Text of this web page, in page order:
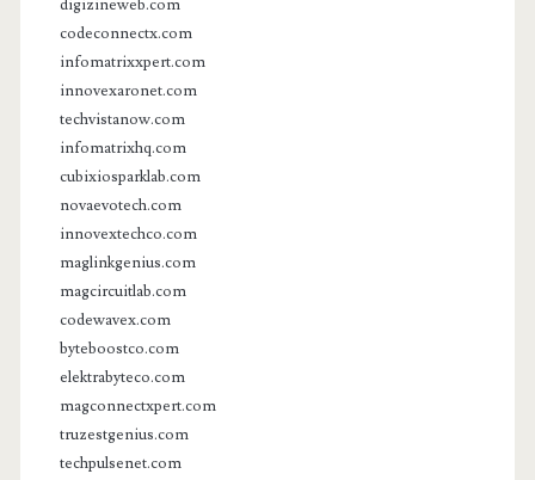
digizineweb.com
codeconnectx.com
infomatrixxpert.com
innovexaronet.com
techvistanow.com
infomatrixhq.com
cubixiosparklab.com
novaevotech.com
innovextechco.com
maglinkgenius.com
magcircuitlab.com
codewavex.com
byteboostco.com
elektrabyteco.com
magconnectxpert.com
truzestgenius.com
techpulsenet.com